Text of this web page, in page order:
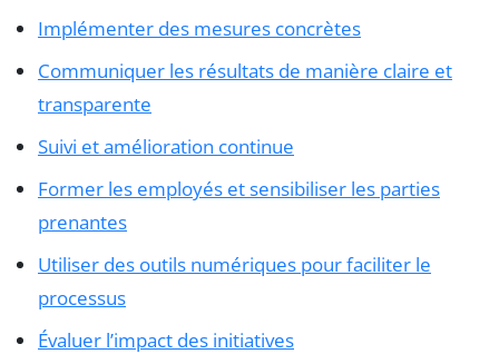
Implémenter des mesures concrètes
Communiquer les résultats de manière claire et
transparente
Suivi et amélioration continue
Former les employés et sensibiliser les parties
prenantes
Utiliser des outils numériques pour faciliter le
processus
Évaluer l’impact des initiatives